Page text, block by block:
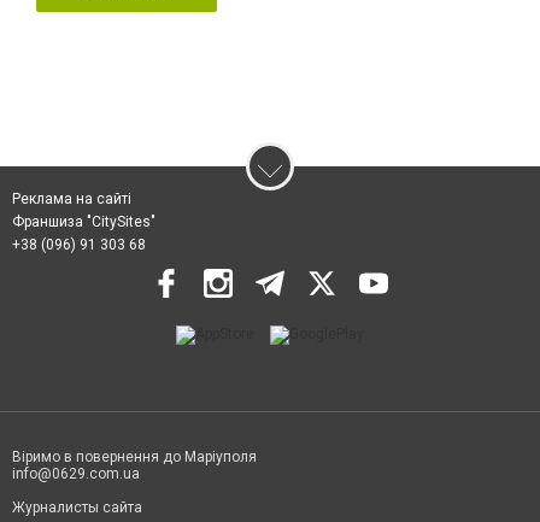
Реклама на сайті
Франшиза "CitySites"
+38 (096) 91 303 68
Віримо в повернення до Маріуполя
info@0629.com.ua
Журналисты сайта